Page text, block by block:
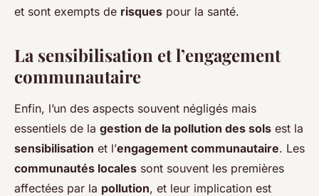
et sont exempts de risques pour la santé.
La sensibilisation et l’engagement
communautaire
Enfin, l’un des aspects souvent négligés mais
essentiels de la gestion de la pollution des sols est la
sensibilisation et l’engagement communautaire. Les
communautés locales sont souvent les premières
affectées par la pollution, et leur implication est